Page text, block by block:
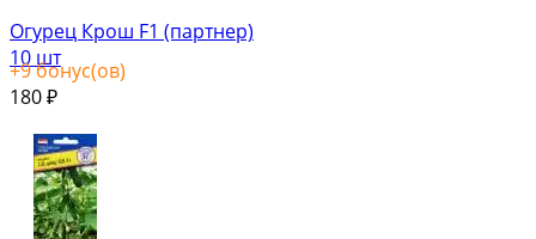
Огурец Крош F1 (партнер)
10 шт
+9бонус(ов)
180 ₽